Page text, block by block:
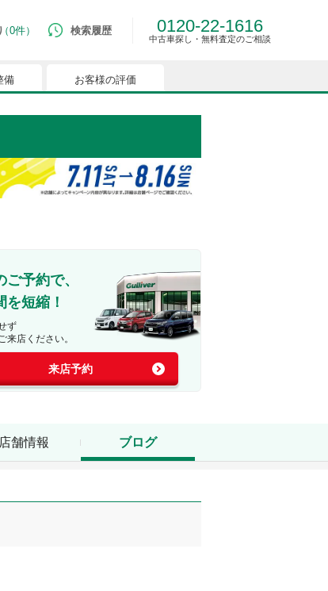
0件
はございません。
単に比較ができるようになります。
してください。
検索履歴 0120-22-1616
中古車探し・無料査定のご相談
備 お客様の評価
予約で、
を短縮！
ず
来店ください。
来店予約
店舗情報 ブログ